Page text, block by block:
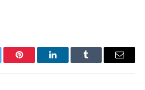
Pinterest LinkedInTumblr Email